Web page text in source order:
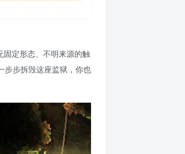
固定形态、不明来源的触
步步拆毁这座监狱，你也